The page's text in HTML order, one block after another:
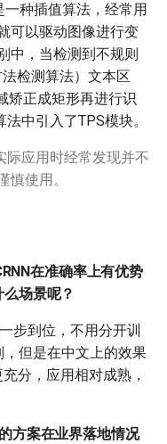
种插值算法，经常用
可以驱动图像进行变
中，当检测到不规则
检测算法）文本区
矫正成矩形再进行识
中引入了TPS模块。
际应用时经常发现并不
慎使用。
在准确率上有优势
场景呢？
步到位，不用分开训
但是在中文上的效果
分，应用相对成熟，
方案在业界落地情况